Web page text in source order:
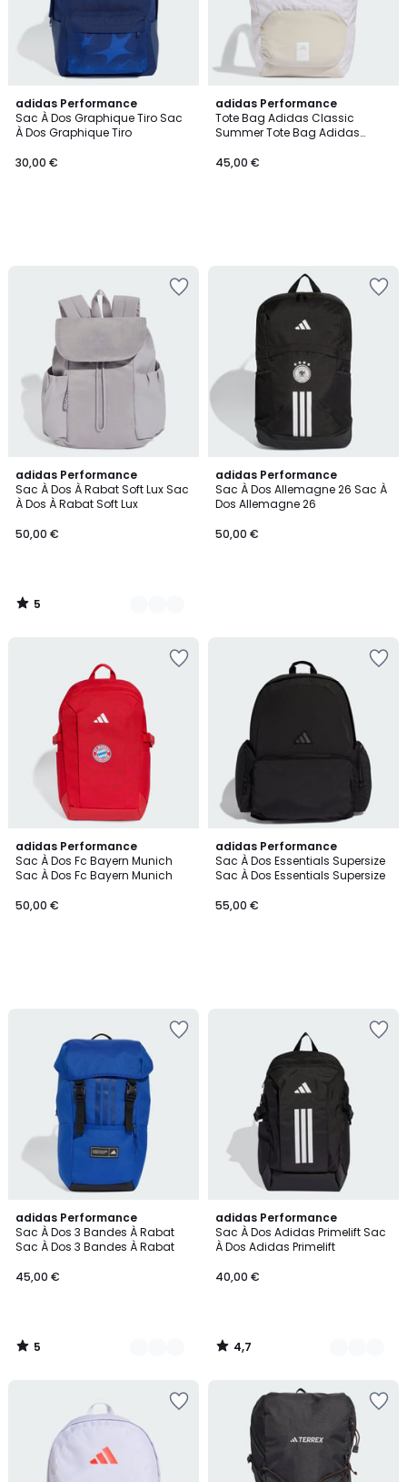
adidas Performance
Sac À Dos Graphique Tiro Sac
À Dos Graphique Tiro
30,00 €
adidas Performance
Tote Bag Adidas Classic
Summer Tote Bag Adidas
45,00 €
adidas Performance
Sac À Dos À Rabat Soft Lux Sac
À Dos À Rabat Soft Lux
50,00 €
5
/
5
2
Couleurs
5
/
adidas Performance
Sac À Dos Allemagne 26 Sac À
Dos Allemagne 26
50,00 €
adidas Performance
Sac À Dos Fc Bayern Munich
Sac À Dos Fc Bayern Munich
50,00 €
adidas Performance
Sac À Dos Essentials Supersize
Sac À Dos Essentials Supersize
55,00 €
adidas Performance
Sac À Dos 3 Bandes À Rabat
Sac À Dos 3 Bandes À Rabat
45,00 €
5
/
5
2
Couleurs
5
/
adidas Performance
Sac À Dos Adidas Primelift Sac
À Dos Adidas Primelift
40,00 €
4,7
/ 5
6
Couleurs
4,7
/